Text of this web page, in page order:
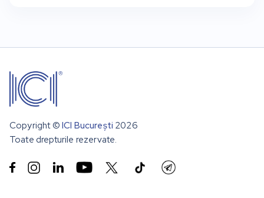
Copyright © ICI București 2026
Toate drepturile rezervate.
 